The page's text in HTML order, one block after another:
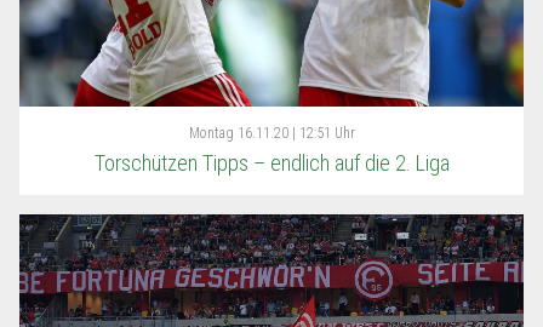
Montag 16.11.20 | 12:51 Uhr
Torschützen Tipps – endlich auf die 2. Liga